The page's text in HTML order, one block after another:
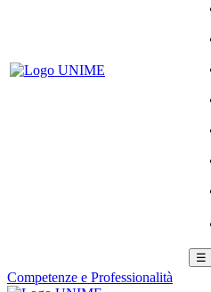
☰
Competenze e Professionalità